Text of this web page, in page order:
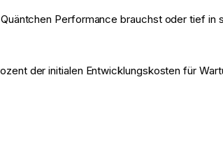
Performance brauchst oder tief in
der initialen Entwicklungskosten für